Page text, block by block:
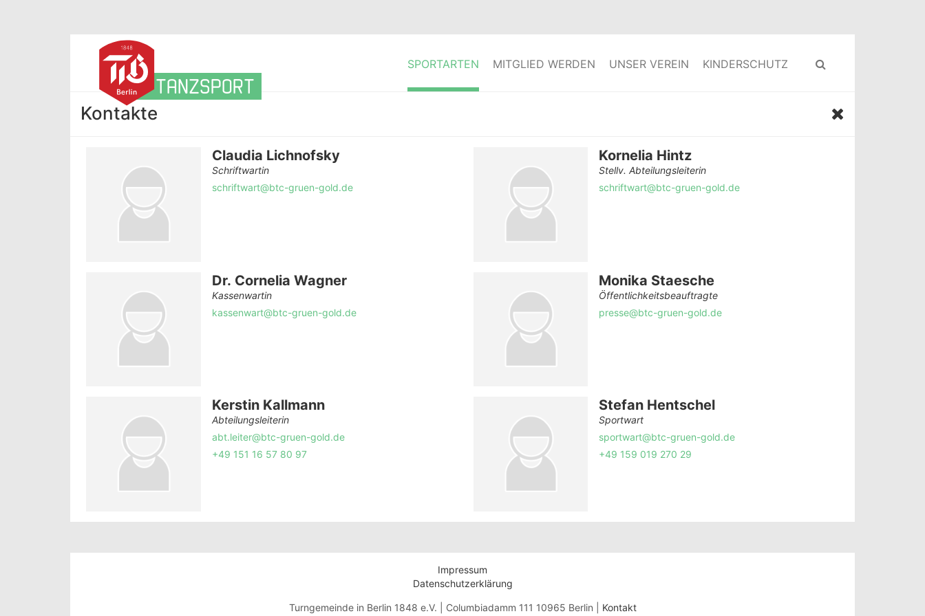
TANZSPORT
SPORTARTEN MITGLIED WERDEN UNSER VEREIN KINDERSCHUTZ
Kontakte
Claudia Lichnofsky
Schriftwartin
schriftwart@btc-gruen-gold.de
Dr. Cornelia Wagner
Kassenwartin
kassenwart@btc-gruen-gold.de
Kerstin Kallmann
Abteilungsleiterin
abt.leiter@btc-gruen-gold.de
+49 151 16 57 80 97
Kornelia Hintz
Stellv. Abteilungsleiterin
schriftwart@btc-gruen-gold.de
Monika Staesche
Öffentlichkeitsbeauftragte
presse@btc-gruen-gold.de
Stefan Hentschel
Sportwart
sportwart@btc-gruen-gold.de
+49 159 019 270 29
Impressum
Datenschutzerklärung
Turngemeinde in Berlin 1848 e.V. | Columbiadamm 111 10965 Berlin | Kontakt